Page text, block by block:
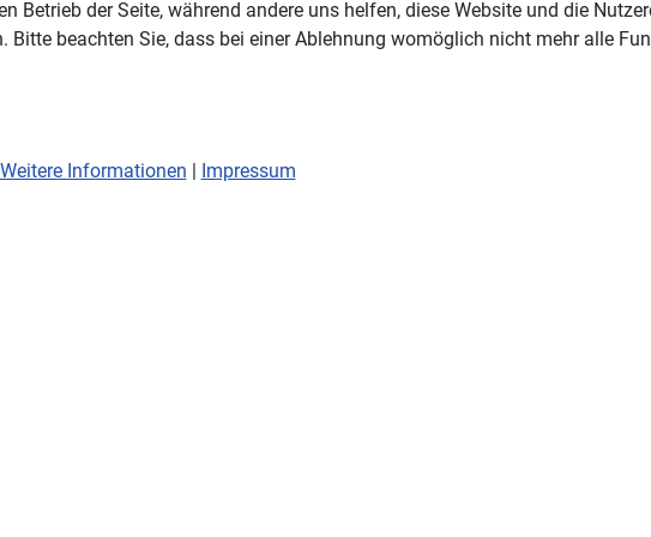
der Seite, während andere uns helfen, diese Website und die
beachten Sie, dass bei einer Ablehnung womöglich nicht mehr alle
Weitere Informationen | Impressum